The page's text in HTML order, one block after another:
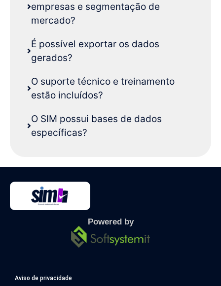
empresas e segmentação de
mercado?
É possível exportar os dados
gerados?
O suporte técnico e treinamento
estão incluídos?
O SIM possui bases de dados
específicas?
Powered by
Aviso de privacidade